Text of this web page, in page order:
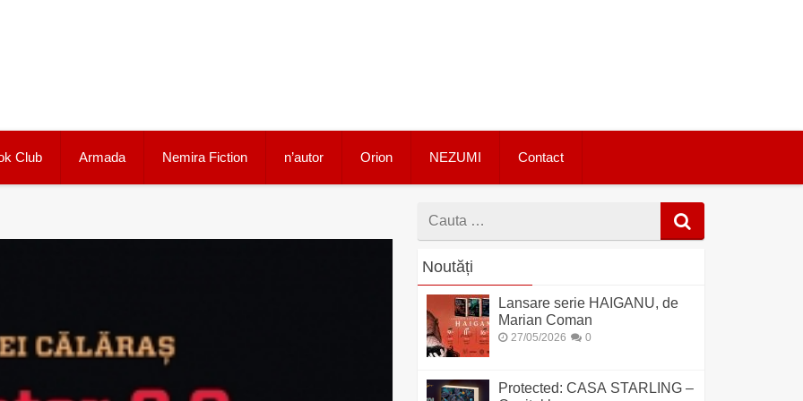
Club Armada Nemira Fiction n’autor Orion NEZUMI Contact
Cauta
Noutăți
Lansare serie HAIGANU, de
Marian Coman
27/05/2026 0
Protected: CASA STARLING –